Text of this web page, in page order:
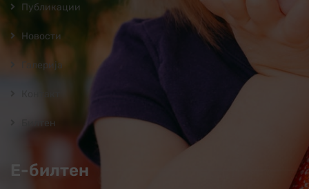
Публикации
Новости
Галерија
Билтен
Е-билтен